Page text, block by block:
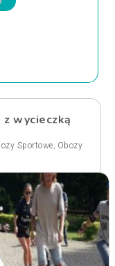
wycieczką
Sportowe, Obozy